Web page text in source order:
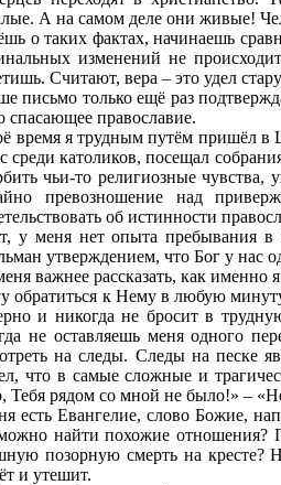
А на самом деле они живые!
о таких фактах, начинаешь
изменений не
Считают, вера – это удел
письмо только ещё раз
спасающее православие.
время я трудным путём пришёл в
среди католиков, посещал
чьи-то религиозные чувства,
превозношение над
об истинности
у меня нет опыта пребывания в
утверждением, что Бог у нас
важнее рассказать, как именно
обратиться к Нему в любую
и никогда не бросит в
не оставляешь меня одного
на следы. Следы на песке
что в самые сложные и
Тебя рядом со мной не было!» –
есть Евангелие, слово Божие,
найти похожие отношения?
позорную смерть на
и утешит.